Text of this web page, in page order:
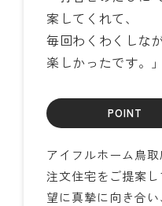
案してくれて、
毎回わくわくしな
楽しかったです。」
POINT
アイフルホーム鳥
注文住宅をご提案
望に真摯に向き合